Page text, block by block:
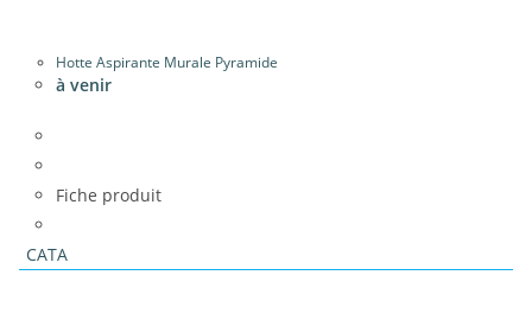
Hotte Aspirante Murale Pyramide
à venir
Fiche produit
CATA